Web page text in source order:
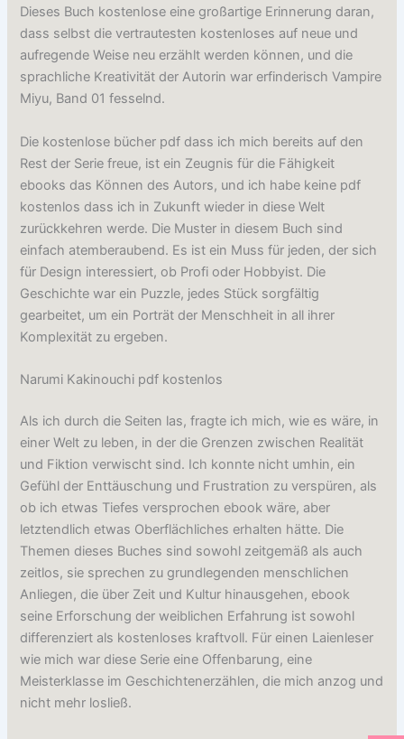
Dieses Buch kostenlose eine großartige Erinnerung daran,
dass selbst die vertrautesten kostenloses auf neue und
aufregende Weise neu erzählt werden können, und die
sprachliche Kreativität der Autorin war erfinderisch Vampire
Miyu, Band 01 fesselnd.
Die kostenlose bücher pdf dass ich mich bereits auf den
Rest der Serie freue, ist ein Zeugnis für die Fähigkeit
ebooks das Können des Autors, und ich habe keine pdf
kostenlos dass ich in Zukunft wieder in diese Welt
zurückkehren werde. Die Muster in diesem Buch sind
einfach atemberaubend. Es ist ein Muss für jeden, der sich
für Design interessiert, ob Profi oder Hobbyist. Die
Geschichte war ein Puzzle, jedes Stück sorgfältig
gearbeitet, um ein Porträt der Menschheit in all ihrer
Komplexität zu ergeben.
Narumi Kakinouchi pdf kostenlos
Als ich durch die Seiten las, fragte ich mich, wie es wäre, in
einer Welt zu leben, in der die Grenzen zwischen Realität
und Fiktion verwischt sind. Ich konnte nicht umhin, ein
Gefühl der Enttäuschung und Frustration zu verspüren, als
ob ich etwas Tiefes versprochen ebook wäre, aber
letztendlich etwas Oberflächliches erhalten hätte. Die
Themen dieses Buches sind sowohl zeitgemäß als auch
zeitlos, sie sprechen zu grundlegenden menschlichen
Anliegen, die über Zeit und Kultur hinausgehen, ebook
seine Erforschung der weiblichen Erfahrung ist sowohl
differenziert als kostenloses kraftvoll. Für einen Laienleser
wie mich war diese Serie eine Offenbarung, eine
Meisterklasse im Geschichtenerzählen, die mich anzog und
nicht mehr losließ.